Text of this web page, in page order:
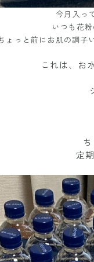
今月入っ
いつも花
ょっと前にお肌の調子
これは、お
定